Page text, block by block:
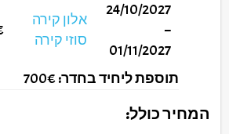
24/10/2027
–
01/11/2027
אלון קירה
סוזי קירה
תוספת ליחיד בחדר:
המחיר כולל: